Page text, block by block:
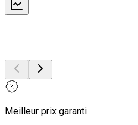
Meilleur prix garanti